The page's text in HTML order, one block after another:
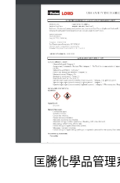
匡騰化學品管